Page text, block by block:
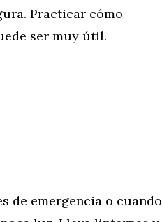
Practicar cómo
ser muy útil.
de emergencia o cuando